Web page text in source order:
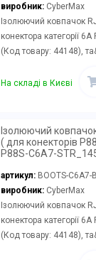
виробник:CyberMax
Ізолюючий ковпачок
конектора категорії 6А
(Код товару: 44148),
На складі в Києві
Ізолюючий
( для конекторів
P88S-C6A7-
артикул: BOOTS-C6A7-
виробник:CyberMax
Ізолюючий ковпачок
конектора категорії 6А
(Код товару: 44148),